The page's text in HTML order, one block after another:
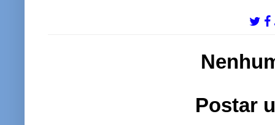
Postar